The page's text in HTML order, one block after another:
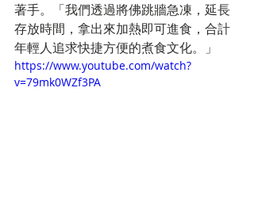
著手。「我們透過將佛跳牆急凍，延長
存放時間，拿出來加熱即可進食，合計
年輕人追求快捷方便的煮食文化。」
https://www.youtube.com/watch?
v=79mk0WZf3PA